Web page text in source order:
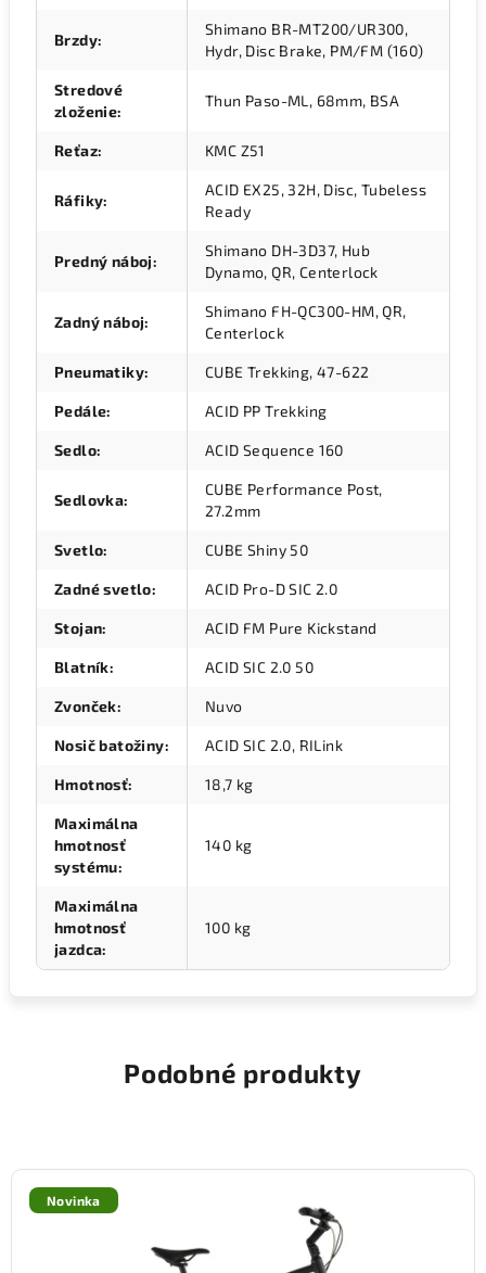
Brzdy:
Shimano BR-MT200/UR300,
Hydr, Disc Brake, PM/FM (160)
Stredové
zloženie:
Thun Paso-ML, 68mm, BSA
Reťaz: KMC Z51
Ráfiky:
ACID EX25, 32H, Disc, Tubeless
Ready
Predný náboj:
Shimano DH-3D37, Hub
Dynamo, QR, Centerlock
Zadný náboj:
Shimano FH-QC300-HM, QR,
Centerlock
Pneumatiky: CUBE Trekking, 47-622
Pedále: ACID PP Trekking
Sedlo: ACID Sequence 160
Sedlovka:
CUBE Performance Post,
27.2mm
Svetlo: CUBE Shiny 50
Zadné svetlo: ACID Pro-D SIC 2.0
Stojan: ACID FM Pure Kickstand
Blatník: ACID SIC 2.0 50
Zvonček: Nuvo
Nosič batožiny: ACID SIC 2.0, RILink
Hmotnosť: 18,7 kg
Maximálna
hmotnosť
systému:
140 kg
Maximálna
hmotnosť
jazdca:
100 kg
Podobné produkty
Novinka